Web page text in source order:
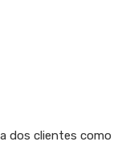
dos clientes como